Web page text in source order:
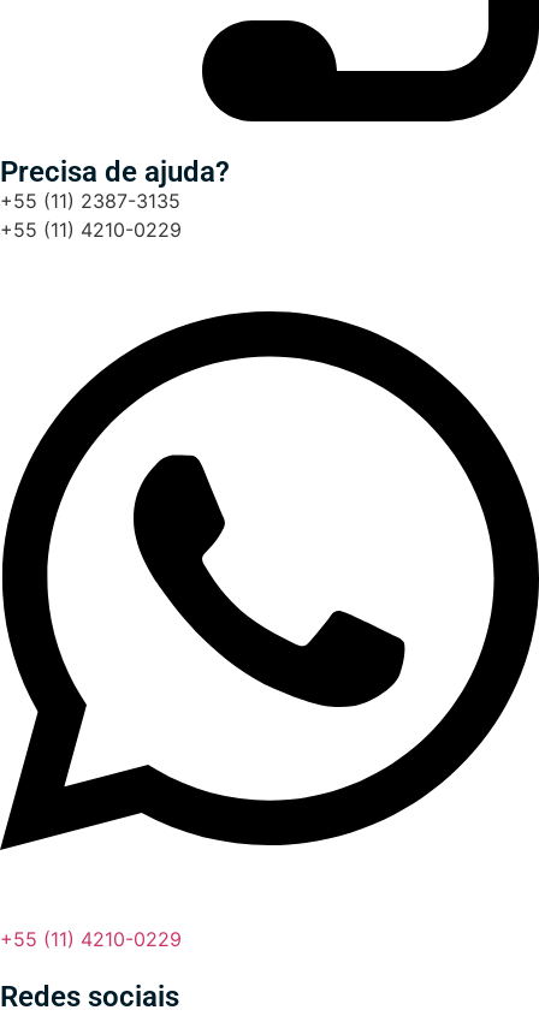
Precisa de ajuda?
+55 (11) 2387-3135
+55 (11) 4210-0229
+55 (11) 4210-0229
Redes sociais